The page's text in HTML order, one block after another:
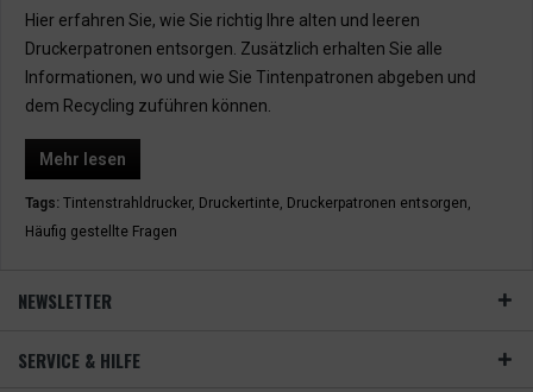
Hier erfahren Sie, wie Sie richtig Ihre alten und leeren
Druckerpatronen entsorgen. Zusätzlich erhalten Sie alle
Informationen, wo und wie Sie Tintenpatronen abgeben und
dem Recycling zuführen können.
Mehr lesen
Tags: Tintenstrahldrucker, Druckertinte, Druckerpatronen entsorgen,
Häufig gestellte Fragen
NEWSLETTER
SERVICE & HILFE